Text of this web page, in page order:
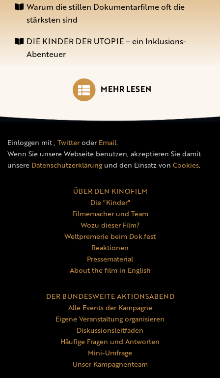
Warum die stillen Dokumentarfilme oft die
stärksten sind
DIE KINDER DER UTOPIE – ein Inklusions-
Abenteuer
MEHR LESEN
Einloggen mit, Twitteroder Email.
Wenn Sie unsere Webseite benutzen, akzeptieren Sie damit
unsere Datenschutzerklärungund den Einsatz von Cookies.
ÜBER DEN KINOFILM
Die "Kinder"
Filmemacher und Team
Wozu dieser Film?
Weltpremerie beim Dok.fest
Reaktionen
Pressematerial
About the film in English
DER BUNDESWEITE AKTIONSABEND
Alle Events der Kampagne
Eigene Veranstaltung organisieren
Diskussionsleitfaden
Häufige Fragen und Antworten
Mini-Umfrage
Unser Kampagnenteam